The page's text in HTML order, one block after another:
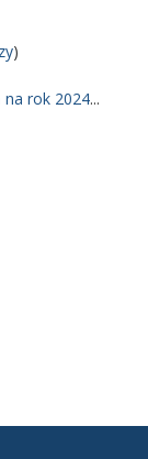
)
na rok 2024...